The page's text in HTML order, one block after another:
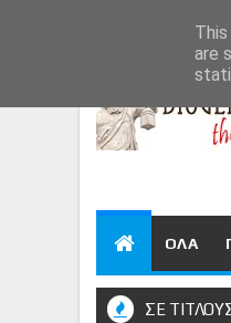
ΟΛΑ
ΣΕ
are